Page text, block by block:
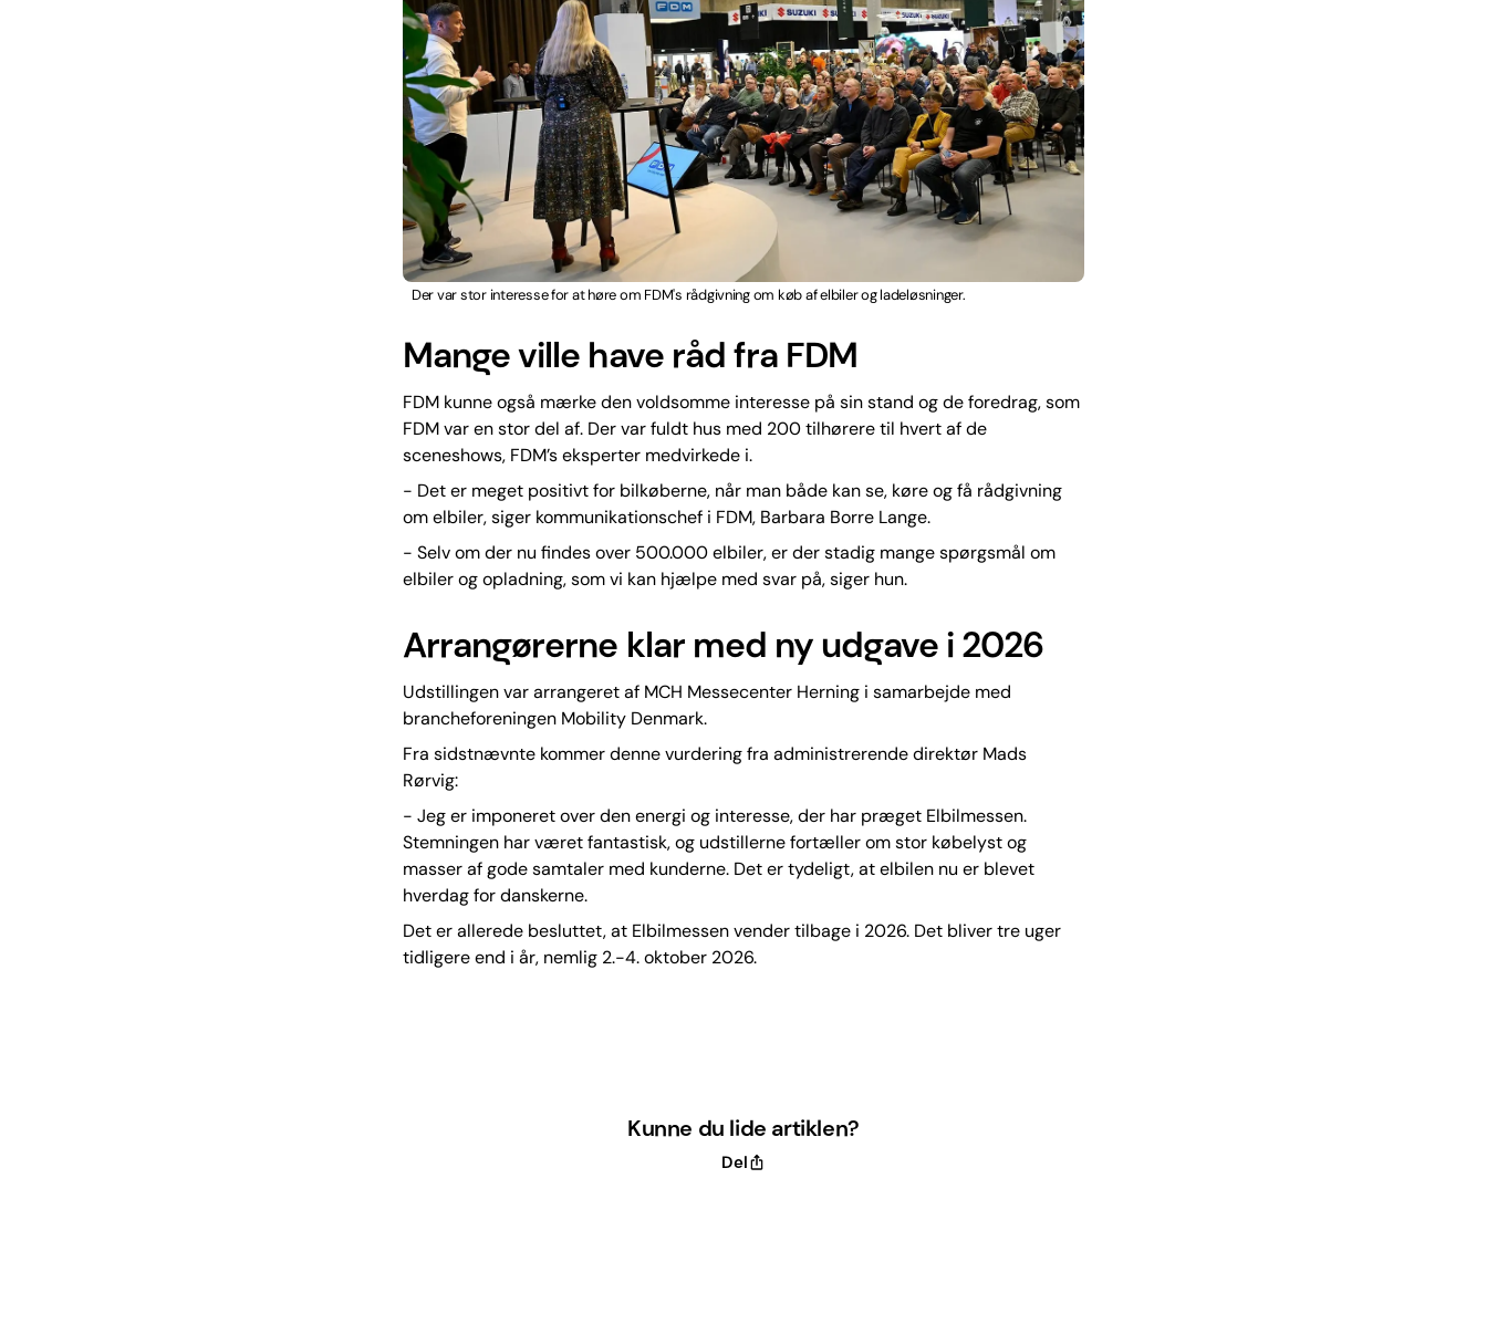
Der var stor interesse for at høre om FDM's rådgivning om køb af elbiler og ladeløsninger.
Mange ville have råd fra FDM
FDM kunne også mærke den voldsomme interesse på sin stand og de foredrag, som
FDM var en stor del af. Der var fuldt hus med 200 tilhørere til hvert af de
sceneshows, FDM’s eksperter medvirkede i.
- Det er meget positivt for bilkøberne, når man både kan se, køre og få rådgivning
om elbiler, siger kommunikationschef i FDM, Barbara Borre Lange.
- Selv om der nu findes over 500.000 elbiler, er der stadig mange spørgsmål om
elbiler og opladning, som vi kan hjælpe med svar på, siger hun.
Arrangørerne klar med ny udgave i 2026
Udstillingen var arrangeret af MCH Messecenter Herning i samarbejde med
brancheforeningen Mobility Denmark.
Fra sidstnævnte kommer denne vurdering fra administrerende direktør Mads
Rørvig:
- Jeg er imponeret over den energi og interesse, der har præget Elbilmessen.
Stemningen har været fantastisk, og udstillerne fortæller om stor købelyst og
masser af gode samtaler med kunderne. Det er tydeligt, at elbilen nu er blevet
hverdag for danskerne.
Det er allerede besluttet, at Elbilmessen vender tilbage i 2026. Det bliver tre uger
tidligere end i år, nemlig 2.-4. oktober 2026.
Kunne du lide artiklen?
Del